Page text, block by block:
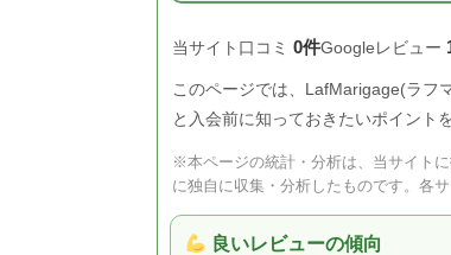
当サイト口コミ 0件Googleレビュー
このページでは、LafMarigage(ラフ
と入会前に知っておきたいポイント
※本ページの統計・分析は、当サイト
に独自に収集・分析したものです。各
良いレビューの傾向